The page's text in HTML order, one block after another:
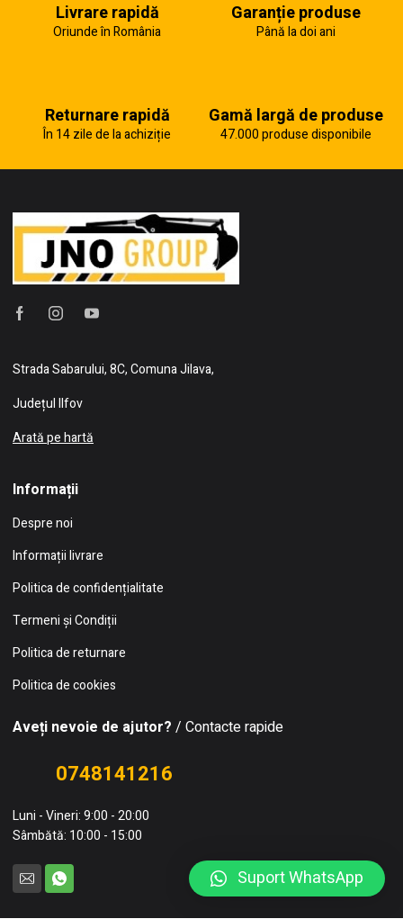
Livrare rapidă
Oriunde în România
Garanție produse
Până la doi ani
Returnare rapidă
În 14 zile de la achiziție
Gamă largă de produse
47.000 produse disponibile
Strada Sabarului, 8C, Comuna Jilava,
Județul Ilfov
Arată pe hartă
Informații
Despre noi
Informații livrare
Politica de confidențialitate
Termeni și Condiții
Politica de returnare
Politica de cookies
Aveți nevoie de ajutor? / Contacte rapide
0748141216
Luni - Vineri: 9:00 - 20:00
Sâmbătă: 10:00 - 15:00
Suport WhatsApp